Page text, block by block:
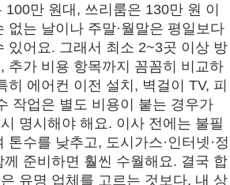
100만 원대, 쓰리룸은 130만 원 이
없는 날이나 주말·월말은 평일보다
있어요. 그래서 최소 2~3곳 이상 방
추가 비용 항목까지 꼼꼼히 비교하
히 에어컨 이전 설치, 벽걸이 TV, 피
작업은 별도 비용이 붙는 경우가
명시해야 해요. 이사 전에는 불필
톤수를 낮추고, 도시가스·인터넷·정
준비하면 훨씬 수월해요. 결국 합
유명 업체를 고르는 것보다, 내 상